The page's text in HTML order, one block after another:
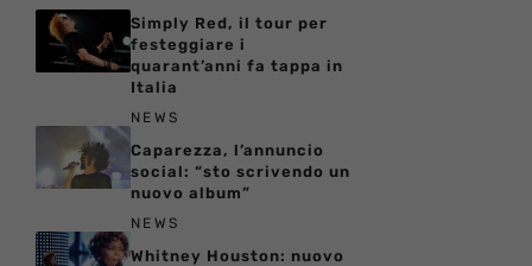
Simply Red, il tour per
festeggiare i
quarant’anni fa tappa in
Italia
NEWS
Caparezza, l’annuncio
social: “sto scrivendo un
nuovo album”
NEWS
Whitney Houston: nuovo